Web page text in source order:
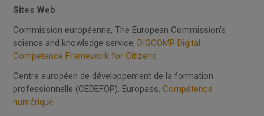
Sites Web
Commission européenne, The European Commission’s
science and knowledge service,DIGCOMP Digital
Competence Framework for Citizens
Centre européen de développement de la formation
professionnelle (CEDEFOP), Europass,Compétence
numérique